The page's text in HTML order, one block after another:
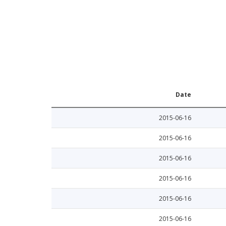
Date
2015-06-16
2015-06-16
2015-06-16
2015-06-16
2015-06-16
2015-06-16